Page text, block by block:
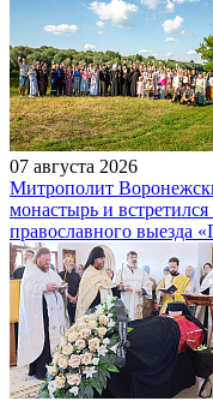
07 августа 2026
Митрополит
монастырь и
православного выезда